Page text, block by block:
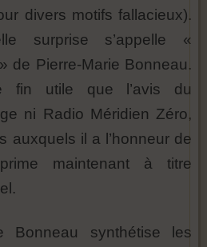
divers motifs fallacieux).
surprise s’appelle «
de Pierre-Marie Bonneau.
fin utile que l’avis du
ni Radio Méridien Zéro,
auxquels il a l’honneur de
maintenant à titre
Bonneau synthétise les